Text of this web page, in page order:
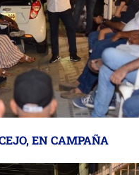
,EN CAMPAÑA